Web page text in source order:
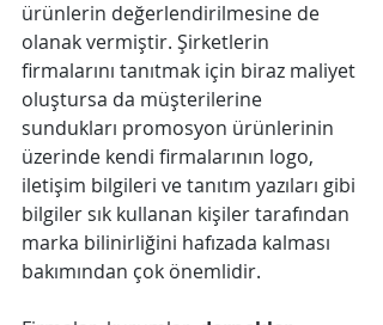
ürünlerin değerlendirilmesine de
olanak vermiştir. Şirketlerin
firmalarını tanıtmak için biraz maliyet
oluştursa da müşterilerine
sundukları promosyon ürünlerinin
üzerinde kendi firmalarının logo,
iletişim bilgileri ve tanıtım yazıları gibi
bilgiler sık kullanan kişiler tarafından
marka bilinirliğini hafızada kalması
bakımından çok önemlidir.